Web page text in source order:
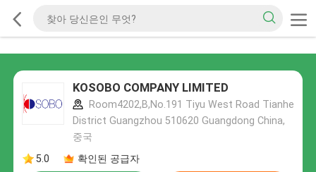
KOSOBO COMPANY LIMITED
Room4202,B,No.191 Tiyu West Road Tianhe
District Guangzhou 510620 Guangdong China,
중국
5.0
확인된 공급자